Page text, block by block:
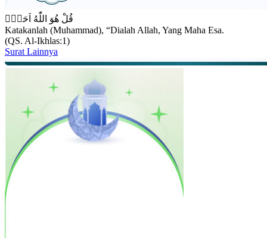
قُلْ هُوَ اللّٰهُ اَحَدٌۚ
Katakanlah (Muhammad), “Dialah Allah, Yang Maha Esa.
(QS. Al-Ikhlas:1)
Surat Lainnya